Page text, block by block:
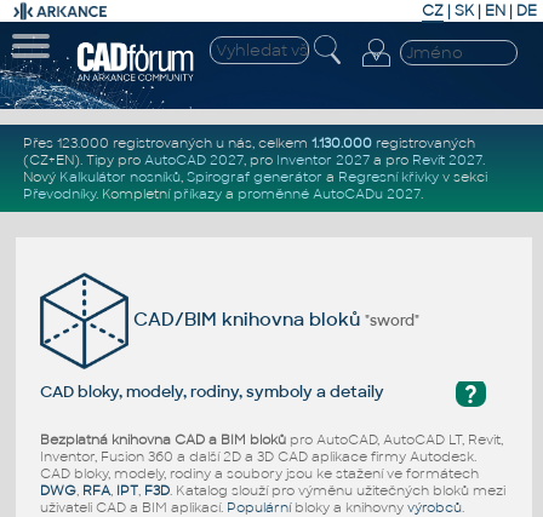
CZ | SK| EN | DE
Přes 123.000 registrovaných u nás, celkem 1.130.000registrovaných
(CZ+EN). Tipy pro AutoCAD 2027, pro Inventor 2027a pro Revit 2027.
Nový Kalkulátor nosníků, Spirograf generátor a Regresní křivkyv sekci
Převodníky. Kompletní příkazya proměnné AutoCADu 2027.
CAD/BIM knihovna bloků"sword"
?
CAD bloky, modely, rodiny, symboly a detaily
Bezplatná knihovna CAD a BIM blokůpro AutoCAD, AutoCAD LT, Revit,
Inventor, Fusion 360 a další 2D a 3D CAD aplikace firmy Autodesk.
CAD bloky, modely, rodiny a soubory jsou ke stažení ve formátech
DWG, RFA, IPT, F3D. Katalog slouží pro výměnu užitečných bloků mezi
uživateli CAD a BIM aplikací. Populárníbloky a knihovny výrobců.